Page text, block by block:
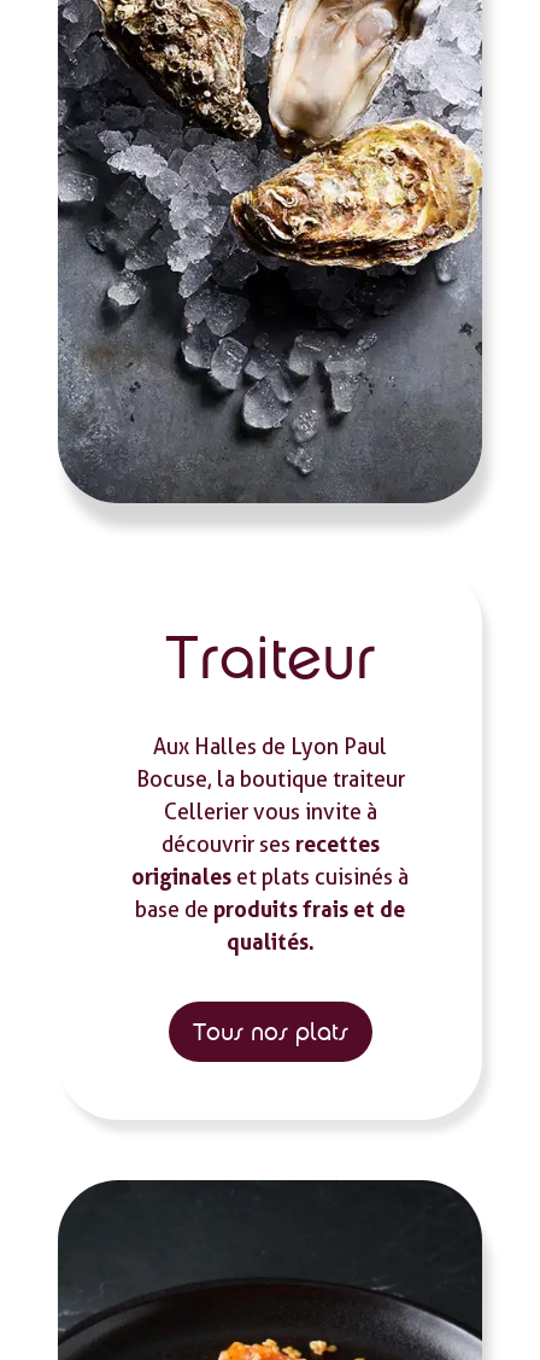
Traiteur
Aux Halles de Lyon Paul
Bocuse, la boutique traiteur
Cellerier vous invite à
découvrir ses recettes
originales et plats cuisinés à
base de produits frais et de
qualités.
Tous nos plats